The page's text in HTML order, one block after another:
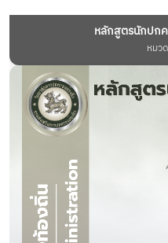
หลักสูตรนักปก
หมว